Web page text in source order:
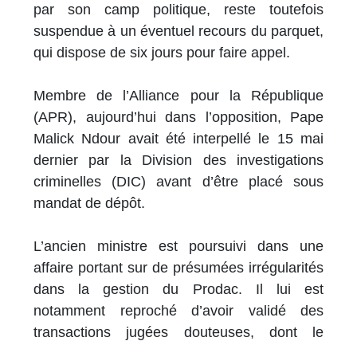
par son camp politique, reste toutefois
suspendue à un éventuel recours du parquet,
qui dispose de six jours pour faire appel.
Membre de l’Alliance pour la République
(APR), aujourd’hui dans l’opposition, Pape
Malick Ndour avait été interpellé le 15 mai
dernier par la Division des investigations
criminelles (DIC) avant d’être placé sous
mandat de dépôt.
L’ancien ministre est poursuivi dans une
affaire portant sur de présumées irrégularités
dans la gestion du Prodac. Il lui est
notamment reproché d’avoir validé des
transactions jugées douteuses, dont le